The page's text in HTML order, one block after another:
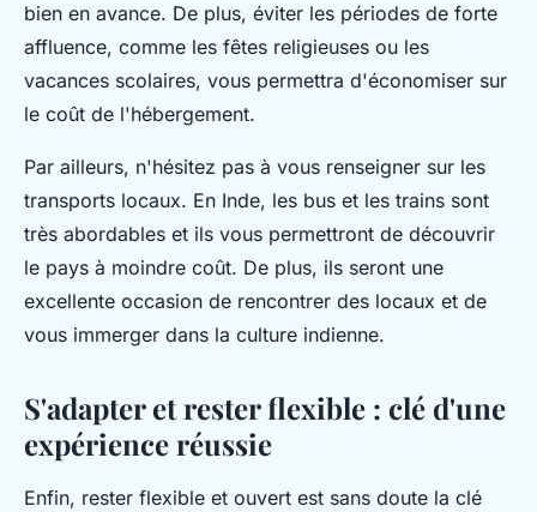
bien en avance. De plus, éviter les périodes de forte
affluence, comme les fêtes religieuses ou les
vacances scolaires, vous permettra d'économiser sur
le coût de l'hébergement.
Par ailleurs, n'hésitez pas à vous renseigner sur les
transports locaux. En Inde, les bus et les trains sont
très abordables et ils vous permettront de découvrir
le pays à moindre coût. De plus, ils seront une
excellente occasion de rencontrer des locaux et de
vous immerger dans la culture indienne.
S'adapter et rester flexible : clé d'une
expérience réussie
Enfin, rester flexible et ouvert est sans doute la clé